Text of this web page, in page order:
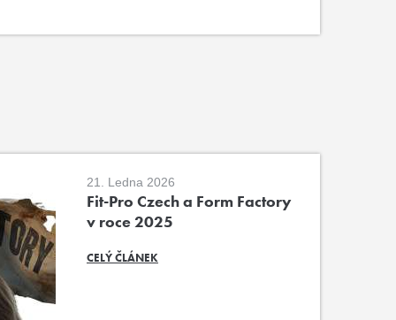
21. Ledna 2026
Fit-Pro Czech a Form Factory
v roce 2025
CELÝ ČLÁNEK